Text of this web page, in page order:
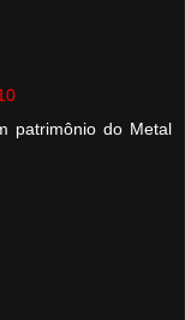
patrimônio do Metal